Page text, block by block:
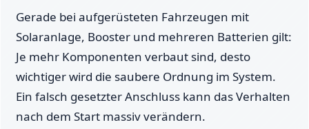
Gerade bei aufgerüsteten Fahrzeugen mit
Solaranlage, Booster und mehreren Batterien gilt:
Je mehr Komponenten verbaut sind, desto
wichtiger wird die saubere Ordnung im System.
Ein falsch gesetzter Anschluss kann das Verhalten
nach dem Start massiv verändern.